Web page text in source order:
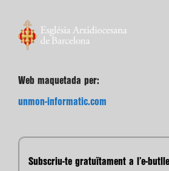
Web maquetada per:
unmon-informatic.com
Subscriu-te gratuïtament a l’e-